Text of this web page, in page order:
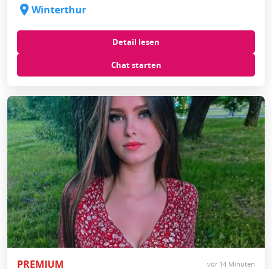
Winterthur
Detail lesen
Chat starten
PREMIUM vor 14 Minuten